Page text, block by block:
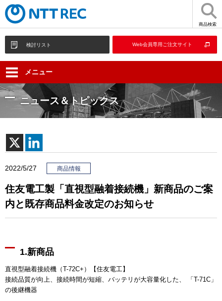
商品検索
検討リスト Web会員専用ご注文サイト
メニュー
ニュース＆トピックス
2022/5/27 商品情報
住友電工製「直視型融着接続機」新商品のご案
内と既存商品料金改定のお知らせ
1.新商品
直視型融着接続機（T-72C+）【住友電工】
接続品質が向上、接続時間が短縮、バッテリが大容量化した、 「T-71C」
の後継機器